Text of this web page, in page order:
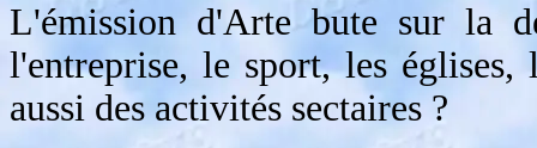
L'émission d'Arte bute sur la
l'entreprise, le sport, les églises,
aussi des activités sectaires ?